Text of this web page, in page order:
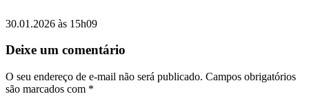
30.01.2026 às 15h09
Deixe um comentário
O seu endereço de e-mail não será publicado. Campos obrigatórios
são marcados com *